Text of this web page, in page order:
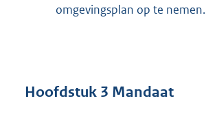
omgevingsplan op te nemen.
Hoofdstuk 3 Mandaat